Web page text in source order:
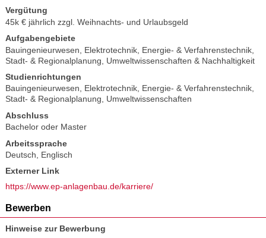
Vergütung
45k € jährlich zzgl. Weihnachts- und Urlaubsgeld
Aufgabengebiete
Bauingenieurwesen
Elektrotechnik Energie- & Verfahrenstechnik
Stadt- & Regionalplanung
Umweltwissenschaften & Nachhaltigkeit
Studienrichtungen
Bauingenieurwesen, Elektrotechnik, Energie- & Verfahrenstechnik,
Stadt- & Regionalplanung, Umweltwissenschaften
Abschluss
Bachelor oder Master
Arbeitssprache
Deutsch
Englisch
Externer Link
https://www.ep-anlagenbau.de/karriere/
Bewerben
Hinweise zur Bewerbung